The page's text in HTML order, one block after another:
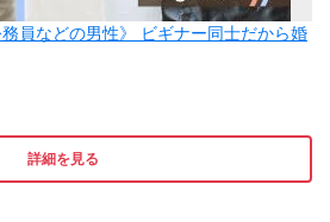
員などの男性》 ビギナー同士だから婚
詳細を見る